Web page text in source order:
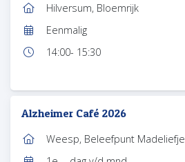
Locatie:
Hilversum, Bloemrijk
Frequentie:
Eenmalig
Tijd:
14:00- 15:30
Alzheimer Café 2026
Locatie:
Weesp, Beleefpunt Madeliefje